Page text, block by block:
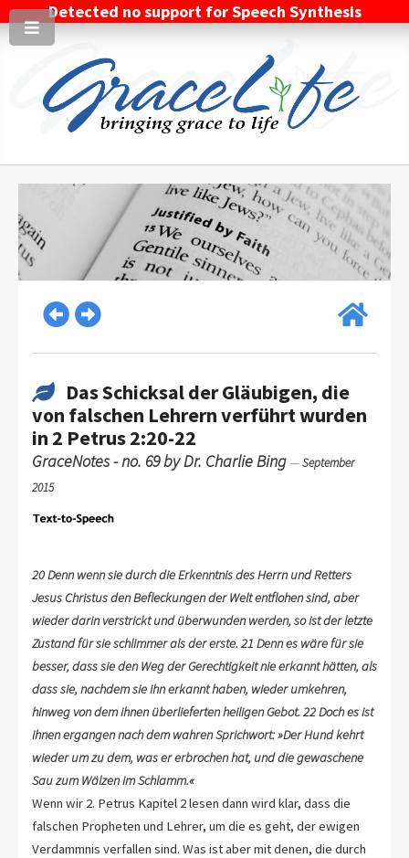
Detected no support for Speech Synthesis
Das Schicksal der Gläubigen, die
von falschen Lehrern verführt wurden
in 2 Petrus 2:20-22
GraceNotes - no. 69 by Dr. Charlie Bing —September
2015
20 Denn wenn sie durch die Erkenntnis des Herrn und Retters
Jesus Christus den Befleckungen der Welt entflohen sind, aber
wieder darin verstrickt und überwunden werden, so ist der letzte
Zustand für sie schlimmer als der erste. 21 Denn es wäre für sie
besser, dass sie den Weg der Gerechtigkeit nie erkannt hätten, als
dass sie, nachdem sie ihn erkannt haben, wieder umkehren,
hinweg von dem ihnen überlieferten heiligen Gebot. 22 Doch es ist
ihnen ergangen nach dem wahren Sprichwort: »Der Hund kehrt
wieder um zu dem, was er erbrochen hat, und die gewaschene
Sau zum Wälzen im Schlamm.«
Wenn wir 2. Petrus Kapitel 2 lesen dann wird klar, dass die
falschen Propheten und Lehrer, um die es geht, der ewigen
Verdammnis verfallen sind. Was ist aber mit denen, die durch